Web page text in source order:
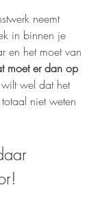
neemt
in binnen je
en het moet van
moet er dan op
wilt wel dat het
niet weten